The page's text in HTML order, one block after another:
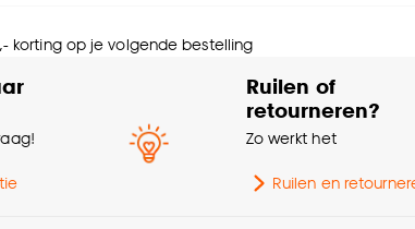
Hoogte 5.5 CM
24
korting op je volgende bestelling
Ruilen of
retourneren?
Zo werkt het
Ruilen en